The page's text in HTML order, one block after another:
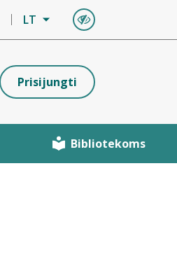
LT
Prisijungti
Bibliotekoms